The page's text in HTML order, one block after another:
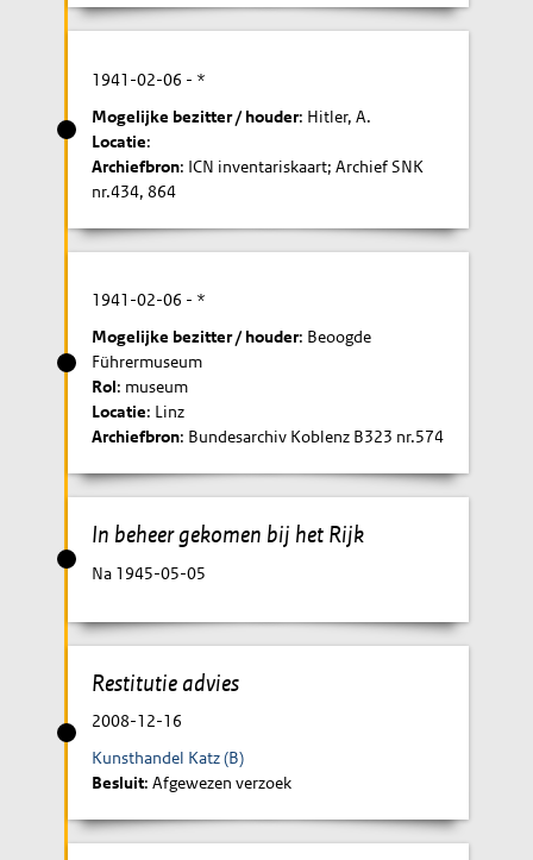
1941-02-06 - *
Mogelijke bezitter / houder: Hitler, A.
Locatie:
Archiefbron: ICN inventariskaart; Archief SNK
nr.434, 864
1941-02-06 - *
Mogelijke bezitter / houder: Beoogde
Führermuseum
Rol: museum
Locatie: Linz
Archiefbron: Bundesarchiv Koblenz B323 nr.574
In beheer gekomen bij het Rijk
Na 1945-05-05
Restitutie advies
2008-12-16
Kunsthandel Katz (B)
Besluit: Afgewezen verzoek